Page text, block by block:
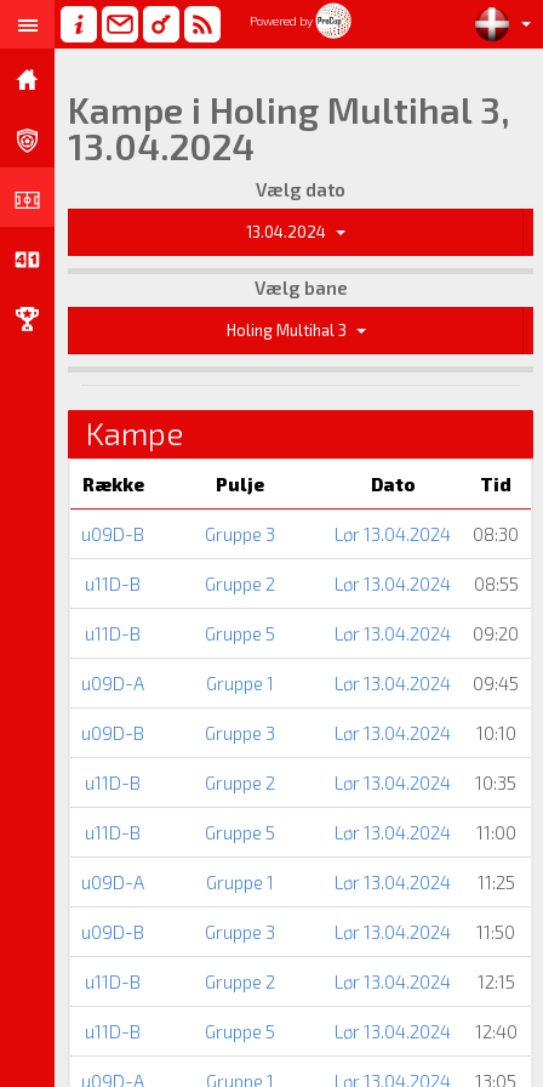
Powered by
Kampe i Holing Multihal 3,
13.04.2024
Vælg dato
13.04.2024
Vælg bane
Holing Multihal 3
Kampe
Række Pulje Dato Tid
u09D-B Gruppe 3 Lør 13.04.2024 08:30
u11D-B Gruppe 2 Lør 13.04.2024 08:55
u11D-B Gruppe 5 Lør 13.04.2024 09:20
u09D-A Gruppe 1 Lør 13.04.2024 09:45
u09D-B Gruppe 3 Lør 13.04.2024 10:10
u11D-B Gruppe 2 Lør 13.04.2024 10:35
u11D-B Gruppe 5 Lør 13.04.2024 11:00
u09D-A Gruppe 1 Lør 13.04.2024 11:25
u09D-B Gruppe 3 Lør 13.04.2024 11:50
u11D-B Gruppe 2 Lør 13.04.2024 12:15
u11D-B Gruppe 5 Lør 13.04.2024 12:40
u09D-A Gruppe 1 Lør 13.04.2024 13:05